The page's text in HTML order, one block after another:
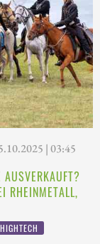
| 03:45
RHEINMETALL,
HIGHTECH